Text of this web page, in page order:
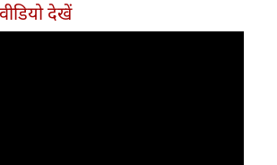
खरीदते समय किन बातों पर ध्यान
देना चाहिए।
देखें